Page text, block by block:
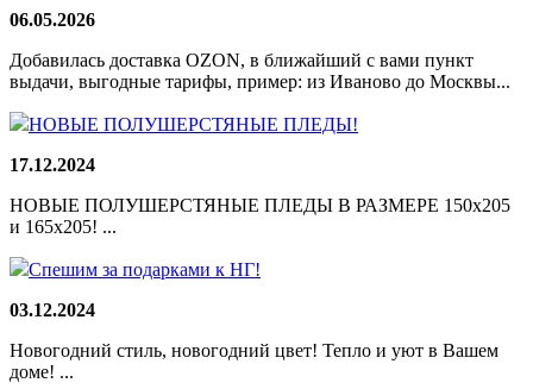
06.05.2026
Добавилась доставка OZON, в ближайший с вами пункт
выдачи, выгодные тарифы, пример: из Иваново до Москвы...
НОВЫЕ ПОЛУШЕРСТЯНЫЕ ПЛЕДЫ!
17.12.2024
НОВЫЕ ПОЛУШЕРСТЯНЫЕ ПЛЕДЫ В РАЗМЕРЕ 150х205
и 165х205! ...
Спешим за подарками к НГ!
03.12.2024
Новогодний стиль, новогодний цвет! Тепло и уют в Вашем
доме! ...